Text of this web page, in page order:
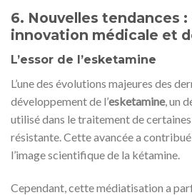
6. Nouvelles tendances
innovation médicale et
L’essor de l’esketamine
L’une des évolutions majeures des
développement de l’esketamine, un
utilisé dans le traitement de
résistante. Cette avancée a
l’image scientifique de la kétamine.
Cependant, cette médiatisation a